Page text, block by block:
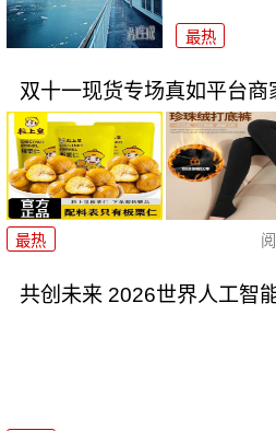
最热
双十一现货专场真如平台商
最热
共创未来 2026世界人工智